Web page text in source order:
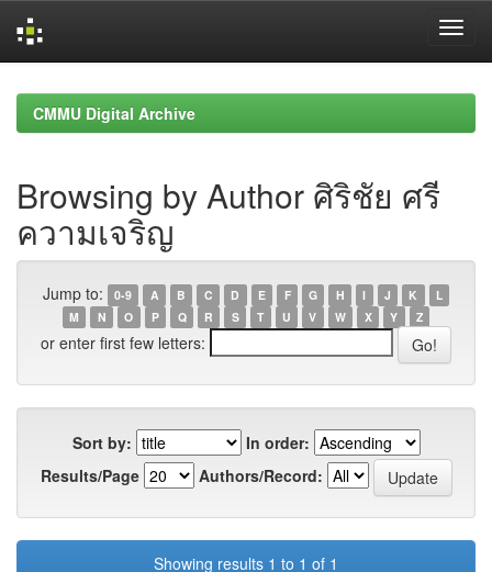
navigationCMMU Digital Archive
Browsing by Author ศิริชัย ศรี
ความเจริญ
Jump to: 0-9 A B C D E F G H I J K
L
M
N O P Q R S T U V W X Y Z
or enter first few letters:
Sort by:
In order:
Results/Page
Authors/Record:
Showing results 1 to 1 of 1